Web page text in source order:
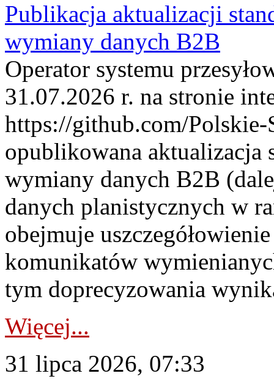
Publikacja aktualizacji
wymiany danych B2B
Operator systemu
31.07.2026 r. na stronie
https://github.com/Polskie-
opublikowana aktualizacja
wymiany danych B2B
danych planistycznych w
obejmuje
komunikatów
tym doprecyzowania
Więcej...
31 lipca 2026, 07:33